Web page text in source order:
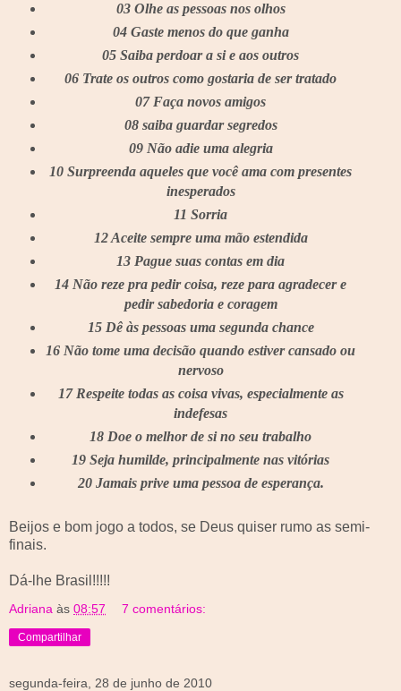
03 Olhe as pessoas nos olhos
04 Gaste menos do que ganha
05 Saiba perdoar a si e aos outros
06 Trate os outros como gostaria de ser tratado
07 Faça novos amigos
08 saiba guardar segredos
09 Não adie uma alegria
10 Surpreenda aqueles que você ama com presentes
inesperados
11 Sorria
12 Aceite sempre uma mão estendida
13 Pague suas contas em dia
14 Não reze pra pedir coisa, reze para agradecer e
pedir sabedoria e coragem
15 Dê às pessoas uma segunda chance
16 Não tome uma decisão quando estiver cansado ou
nervoso
17 Respeite todas as coisa vivas, especialmente as
indefesas
18 Doe o melhor de si no seu trabalho
19 Seja humilde, principalmente nas vitórias
20 Jamais prive uma pessoa de esperança.
Beijos e bom jogo a todos, se Deus quiser rumo as semi-
finais.
Dá-lhe Brasil!!!!!
Adriana às 08:57 7 comentários:
Compartilhar
segunda-feira, 28 de junho de 2010